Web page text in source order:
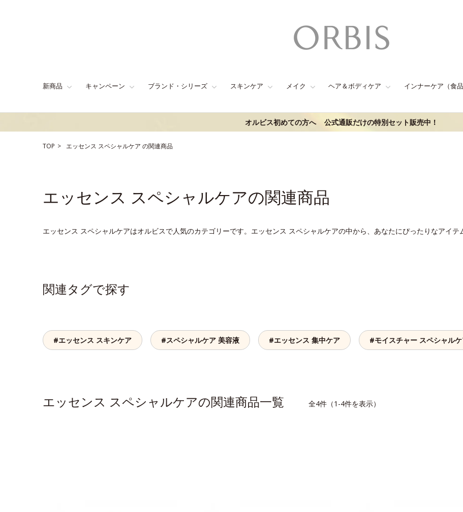
新商品 キャンペーン ブランド・シリーズ スキンケア メイク ヘア＆ボディケア インナーケア（食品
オルビス初めての方へ 公式通販だけの特別セット販売中！
TOP エッセンス スペシャルケア の関連商品
エッセンス スペシャルケアの関連商品
エッセンス スペシャルケアはオルビスで人気のカテゴリーです。エッセンス スペシャルケアの中から、あなたにぴったりなアイテ
関連タグで探す
#エッセンス スキンケア #スペシャルケア 美容液 #エッセンス 集中ケア #モイスチャー スペシャル
エッセンス スペシャルケアの関連商品一覧 全4件（1-4件を表示）